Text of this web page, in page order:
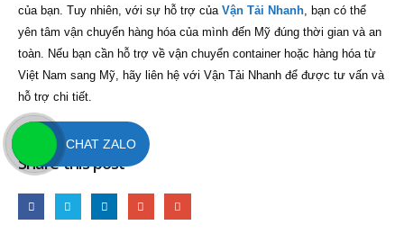
của bạn. Tuy nhiên, với sự hỗ trợ của Vận Tải Nhanh , bạn có thể
yên tâm vận chuyển hàng hóa của mình đến Mỹ đúng thời gian và an
toàn. Nếu bạn cần hỗ trợ về vận chuyển container hoặc hàng hóa từ
Việt Nam sang Mỹ, hãy liên hệ với Vận Tải Nhanh để được tư vấn và
hỗ trợ chi tiết.
Share this post
CHAT ZALO